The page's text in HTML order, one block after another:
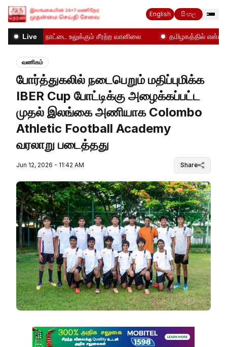
English සිංහල
Liveநாட்டை உலுக்கும் சீரற்ற வானிலை தமிழகத்தில் என்ன
வணிகம்
போர்த்துகலில் நடைபெறும் மதிப்புமிக்க
IBER Cup போட்டிக்கு அழைக்கப்பட்ட
முதல் இலங்கை அணியாக Colombo
Athletic Football Academy
வரலாறு படைத்தது
Jun 12, 2026 - 11:42 AM Share